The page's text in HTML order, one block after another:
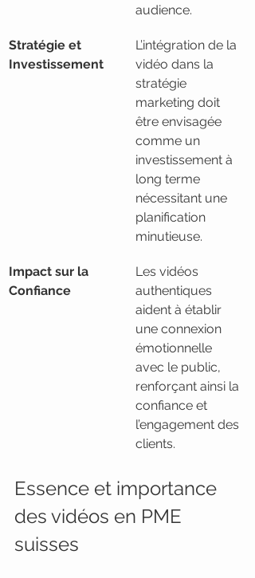
audience.
Stratégie et
Investissement
L’intégration de la
vidéo dans la
stratégie
marketing doit
être envisagée
comme un
investissement à
long terme
nécessitant une
planification
minutieuse.
Impact sur la
Confiance
Les vidéos
authentiques
aident à établir
une connexion
émotionnelle
avec le public,
renforçant ainsi la
confiance et
l’engagement des
clients.
Essence et importance
des vidéos en PME
suisses